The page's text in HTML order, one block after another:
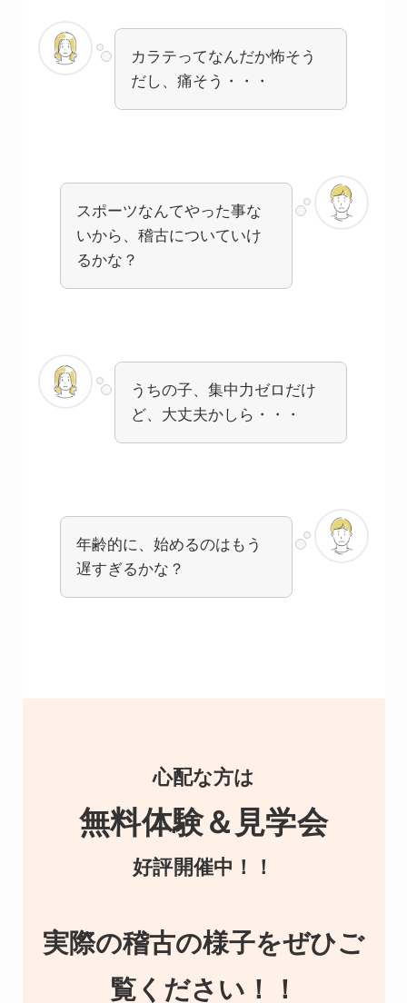
カラテってなんだか怖そう
だし、痛そう・・・
スポーツなんてやった事な
いから、稽古についていけ
るかな？
うちの子、集中力ゼロだけ
ど、大丈夫かしら・・・
年齢的に、始めるのはもう
遅すぎるかな？
心配な方は
無料体験＆見学会
好評開催中！！
実際の稽古の様子をぜひご
覧ください！！